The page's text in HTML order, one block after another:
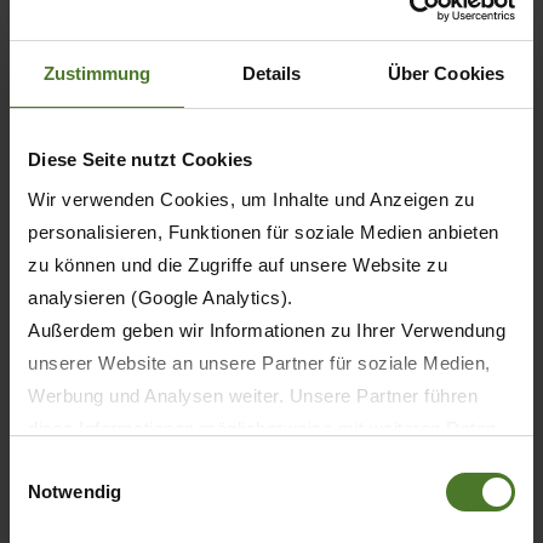
Zustimmung Details Über Cookies
Diese Seite nutzt Cookies
Wir verwenden Cookies, um Inhalte und Anzeigen zu
personalisieren, Funktionen für soziale Medien anbieten
zu können und die Zugriffe auf unsere Website zu
analysieren (Google Analytics).
Außerdem geben wir Informationen zu Ihrer Verwendung
unserer Website an unsere Partner für soziale Medien,
Werbung und Analysen weiter. Unsere Partner führen
sie im Rahmen Ihrer Nutzung der Dienste gesammelt
Notwendig
20.05.2026
30 лет KRONE BiG M — первая в мире